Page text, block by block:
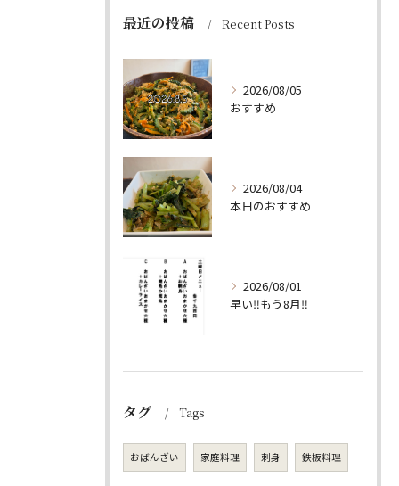
最近の投稿 Recent Posts
2026/08/05
おすすめ
2026/08/04
本日のおすすめ
2026/08/01
早い‼️もう8月‼️
タグ Tags
おばんざい 家庭料理 刺身 鉄板料理